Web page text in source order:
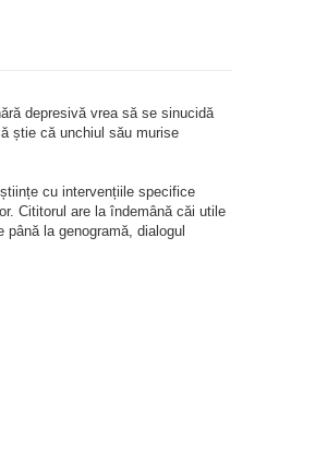
depresivă vrea să se sinucidă
știe că unchiul său murise
cu intervențiile specifice
Cititorul are la îndemână căi utile
la genogramă, dialogul